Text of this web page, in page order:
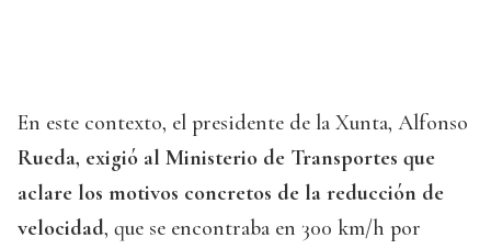
En este contexto, el presidente de la Xunta, Alfonso
Rueda, exigió al Ministerio de Transportes que
aclare los motivos concretos de la reducción de
velocidad, que se encontraba en 300 km/h por